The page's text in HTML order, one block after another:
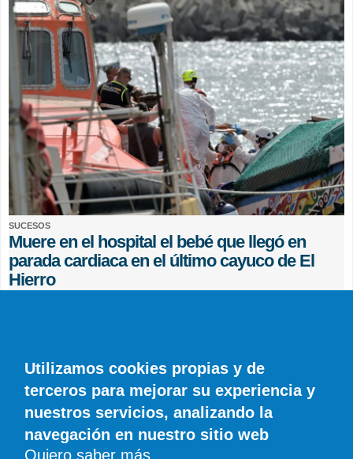
SUCESOS
Muere en el hospital el bebé que llegó en
parada cardiaca en el último cayuco de El
Hierro
© SIROCO INFORMACIÓN SL | Tel. 828 081 655 | Móvil y WhatsApp 606 845
Utilizamos cookies propias y de
terceros para mejorar su experiencia y
nuestros servicios, analizando la
navegación en nuestro sitio web
Quiero saber más